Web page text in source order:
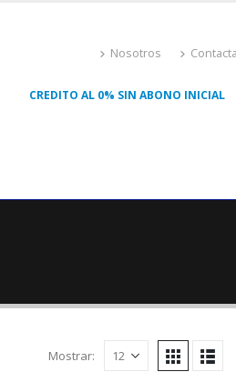
Nosotros
CREDITO AL 0% SIN ABONO INICIAL
Mostrar: